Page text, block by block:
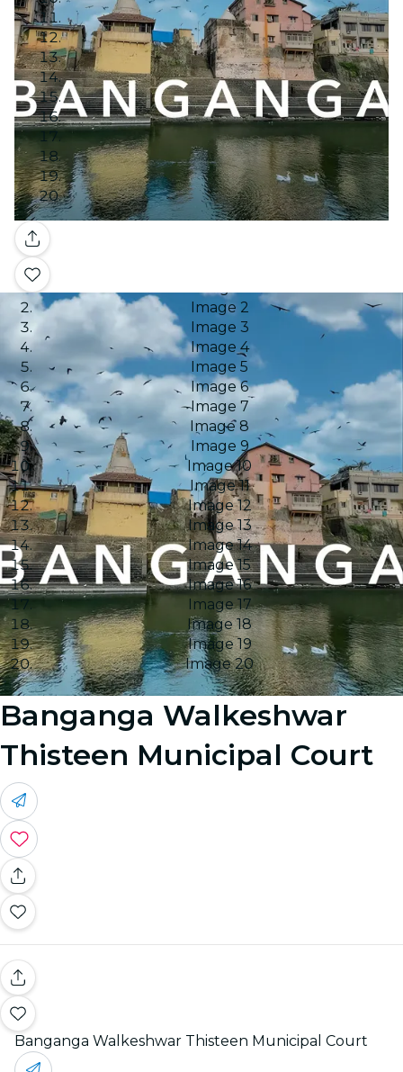
Galerie
Image 2
Image 3
Image 4
Image 5
Image 6
Image 7
Image 8
Image 9
Image 10
Image 11
Image 12
Image 13
Image 14
Image 15
Image 16
Image 17
Image 18
Image 19
Image 20
Banganga Walkeshwar
Thisteen Municipal Court
Banganga Walkeshwar Thisteen Municipal Court